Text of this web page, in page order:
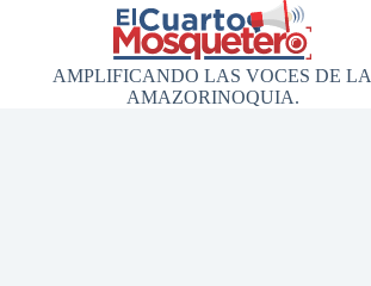
AMPLIFICANDO LAS VOCES DE LA
AMAZORINOQUIA.